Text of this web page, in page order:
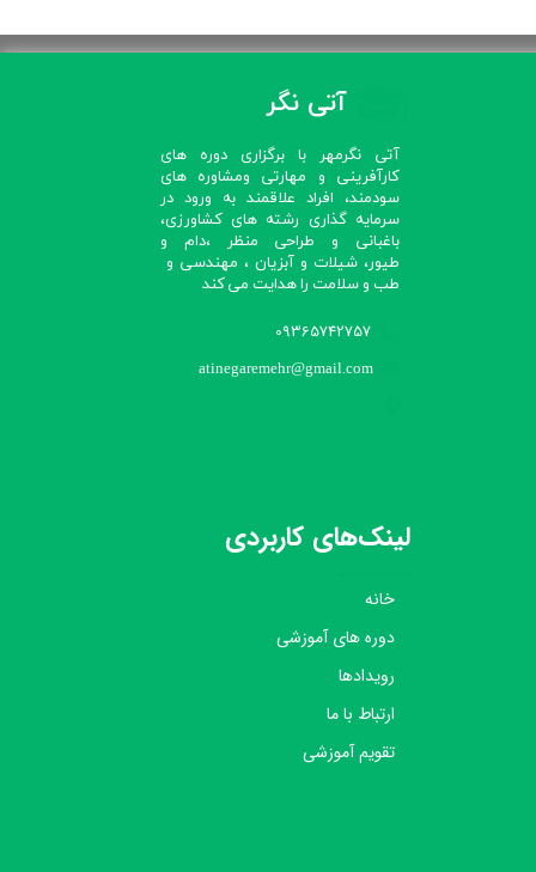
آتی نگر
آتی نگرمهر با برگزاری دوره های
کارآفرینی و مهارتی ومشاوره های
سودمند، افراد علاقمند به ورود در
سرمایه گذاری رشته های کشاورزی،
باغبانی و طراحی منظر ،دام و
طیور، شیلات و آبزیان ، مهندسی و
طب و سلامت را هدایت می کند​​​​​​​
09365742757
atinegaremehr@gmail.com
لینک‌های کاربردی
خانه
دوره های آموزشی
رویدادها
ارتباط با ما
تقویم آموزشی